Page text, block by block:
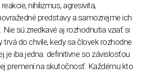
nihilizmus, agresivita,
predstavy a samozrejme ich
sú zriedkavé aj rozhodnutia vziať si
trvá do chvíle, kedy sa človek rozhodne
je iba jedna: definitívne so závislosťou
premení na skutočnosť. Každému kto